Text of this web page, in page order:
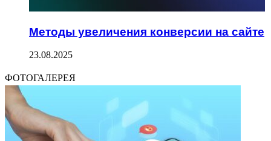
Методы увеличения конверсии на сайте
23.08.2025
ФОТОГАЛЕРЕЯ